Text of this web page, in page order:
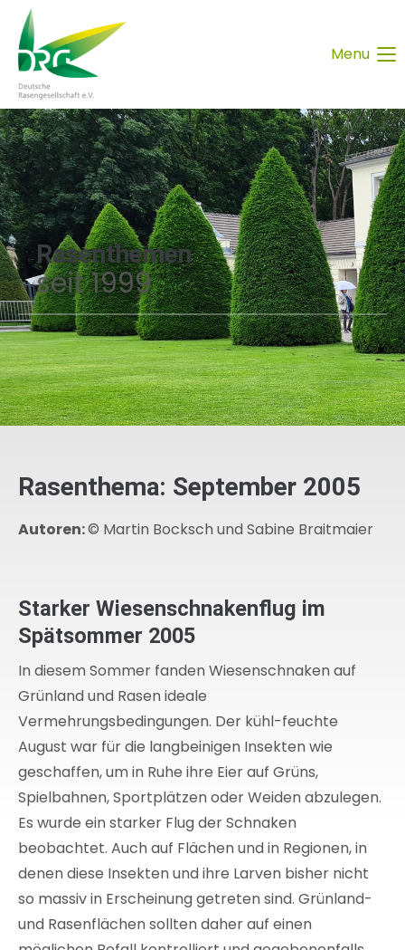
Menu
Rasenthemen
seit 1999
Rasenthema: September 2005
Autoren:© Martin Bocksch und Sabine Braitmaier
Starker Wiesenschnakenflug im
Spätsommer 2005
In diesem Sommer fanden Wiesenschnaken auf
Grünland und Rasen ideale
Vermehrungsbedingungen. Der kühl-feuchte
August war für die langbeinigen Insekten wie
geschaffen, um in Ruhe ihre Eier auf Grüns,
Spielbahnen, Sportplätzen oder Weiden abzulegen.
Es wurde ein starker Flug der Schnaken
beobachtet. Auch auf Flächen und in Regionen, in
denen diese Insekten und ihre Larven bisher nicht
so massiv in Erscheinung getreten sind. Grünland-
und Rasenflächen sollten daher auf einen